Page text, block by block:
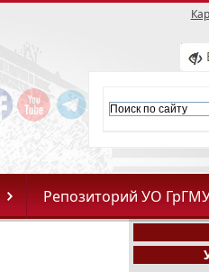
Репозиторий УО